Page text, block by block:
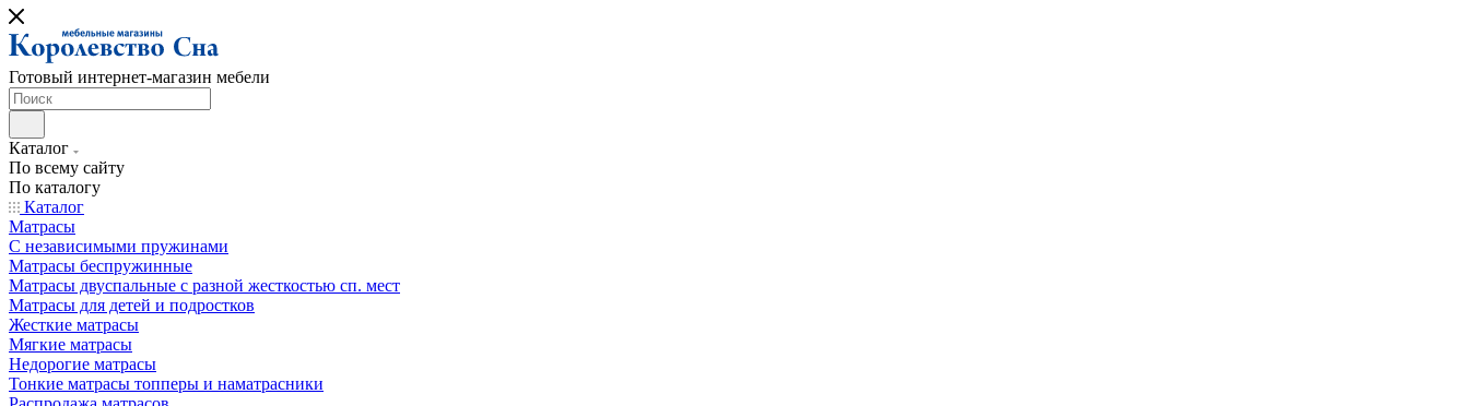
Готовый интернет-магазин мебели
Каталог
По всему сайту
По каталогу
Каталог
Матрасы
С независимыми пружинами
Матрасы беспружинные
Матрасы двуспальные с разной жесткостью сп. мест
Матрасы для детей и подростков
Жесткие матрасы
Мягкие матрасы
Недорогие матрасы
Тонкие матрасы топперы и наматрасники